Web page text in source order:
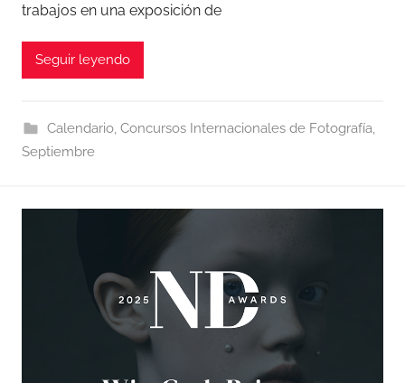
trabajos en una exposición de
Seguir leyendo
Calendario, Concursos Internacionales de Fotografía,
Septiembre